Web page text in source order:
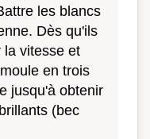
les blancs
Dès qu'ils
la vitesse et
en trois
jusqu'à obtenir
(bec